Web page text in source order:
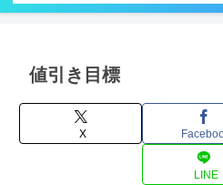
値引き目標
X
LINE